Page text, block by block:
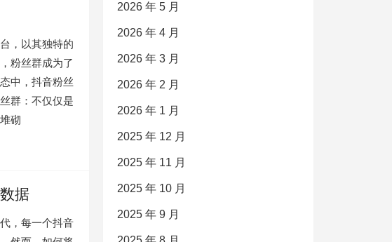
，以其独特的
粉丝群成为了
中，抖音粉丝
群：不仅仅是
砌
据
，每一个抖音
2026 年 5 月
2026 年 4 月
2026 年 3 月
2026 年 2 月
2026 年 1 月
2025 年 12 月
2025 年 11 月
2025 年 10 月
2025 年 9 月